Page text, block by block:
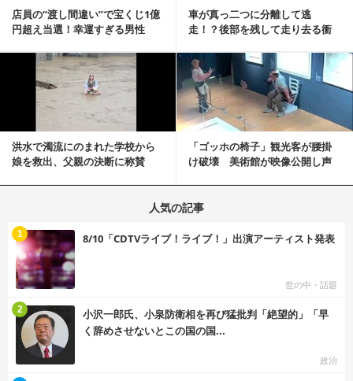
店員の“渡し間違い”で宝くじ1億
円超え当選！幸運すぎる男性
車が真っ二つに分離して逃
走！？後部を残して走り去る衝
洪水で濁流にのまれた学校から
娘を救出、父親の決断に称賛
「ゴッホの椅子」観光客が腰掛
け破壊 美術館が映像公開し声
記事を読む
人気の記事
8/10「CDTVライブ！ライブ！」出演アーティスト発表
世の中・話題
1
小沢一郎氏、小泉防衛相を再び猛批判「絶望的」「早
く辞めさせないとこの国の国...
政治
2